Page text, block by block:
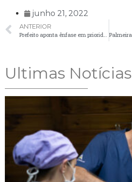
junho 21, 2022
ANTERIOR
Ultimas Notícias